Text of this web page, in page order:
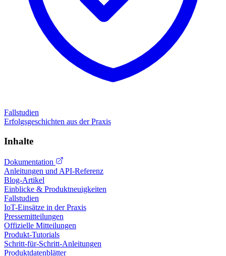
Fallstudien
Erfolgsgeschichten aus der Praxis
Inhalte
Dokumentation
Anleitungen und API-Referenz
Blog-Artikel
Einblicke & Produktneuigkeiten
Fallstudien
IoT-Einsätze in der Praxis
Pressemitteilungen
Offizielle Mitteilungen
Produkt-Tutorials
Schritt-für-Schritt-Anleitungen
Produktdatenblätter